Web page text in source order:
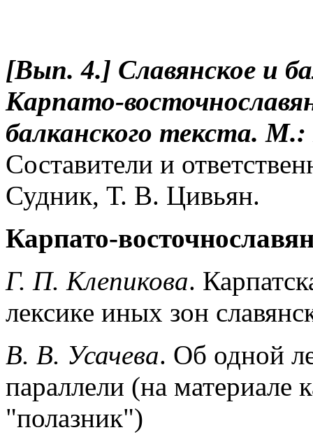
[Вып. 4.] Славянское и
Карпато-
балканского текста.
Составители и
Судник, Т. В. Цивьян.
Карпато-
Г. П. Клепикова.
лексике иных зон
В. В. Усачева. Об одной
параллели (на материале
"полазник")